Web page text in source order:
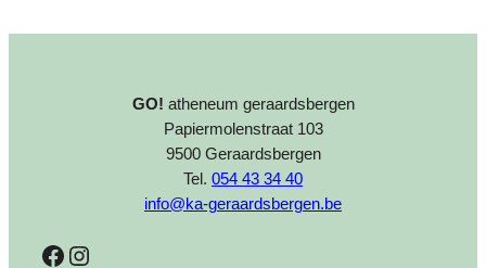
GO! atheneum geraardsbergen
Papiermolenstraat 103
9500 Geraardsbergen
Tel. 054 43 34 40
info@ka-geraardsbergen.be
Facebook Instagram